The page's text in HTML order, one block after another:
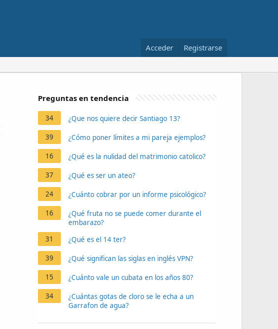
Acceder Registrarse
Preguntas en tendencia
34 ¿Que nos quiere decir Santiago 13?
39 ¿Cómo poner límites a mi pareja ejemplos?
16 ¿Qué es la nulidad del matrimonio catolico?
37 ¿Qué es ser un ateo?
24 ¿Cuánto cobrar por un informe psicológico?
16
¿Qué fruta no se puede comer durante el
embarazo?
31
¿Qué es el 14 ter?
39 ¿Qué significan las siglas en inglés VPN?
15 ¿Cuánto vale un cubata en los años 80?
34
¿Cuántas gotas de cloro se le echa a un
Garrafon de agua?